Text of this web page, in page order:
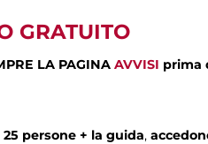
GRATUITO
LA PAGINA AVVISI prima
25 persone + la guida,